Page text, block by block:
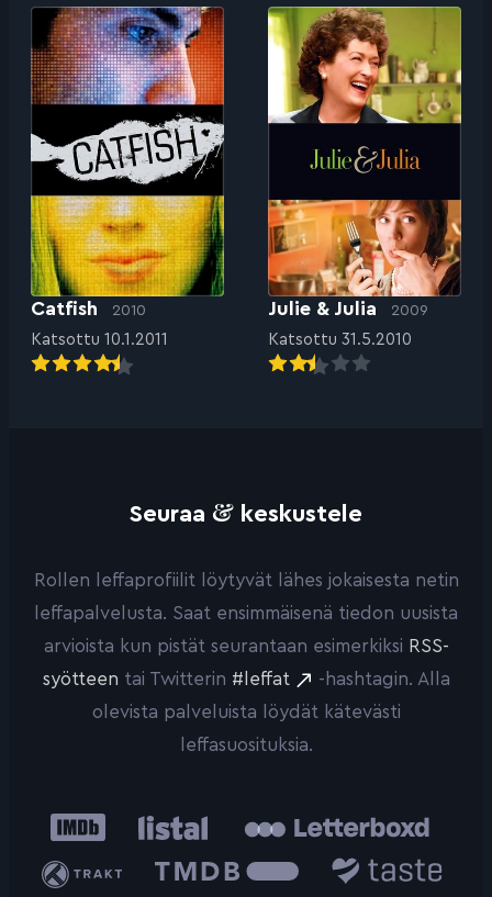
Catfish 2010
Katsottu 10.1.2011
Julie & Julia 2009
Katsottu 31.5.2010
Seuraa & keskustele
Rollen leffaprofiilit löytyvät lähes jokaisesta netin
leffapalvelusta. Saat ensimmäisenä tiedon uusista
arvioista kun pistät seurantaan esimerkiksi RSS-
syötteen tai Twitterin #leffat
-hashtagin. Alla
olevista palveluista löydät kätevästi
leffasuosituksia.
IMDb Listal
Trakt